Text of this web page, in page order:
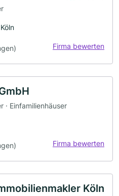
Firma bewerten
· Einfamilienhäuser
Firma bewerten
Köln